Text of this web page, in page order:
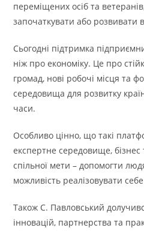
переміщених осіб та
започаткувати або розвивати
Сьогодні підтримка
ніж про економіку. Це про
громад, нові робочі місця та
середовища для розвитку
часи.
Особливо цінно, що такі
експертне середовище, бізнес
спільної мети – допомогти
можливість реалізовувати себе
Також С. Павловський
інновацій, партнерства та